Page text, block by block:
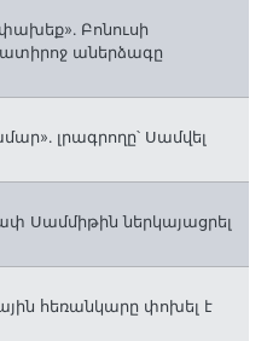
Բոնուսի
աներձագը
լրագրողը՝ Սամվել
ներկայացրել
հեռանկարը փոխել է